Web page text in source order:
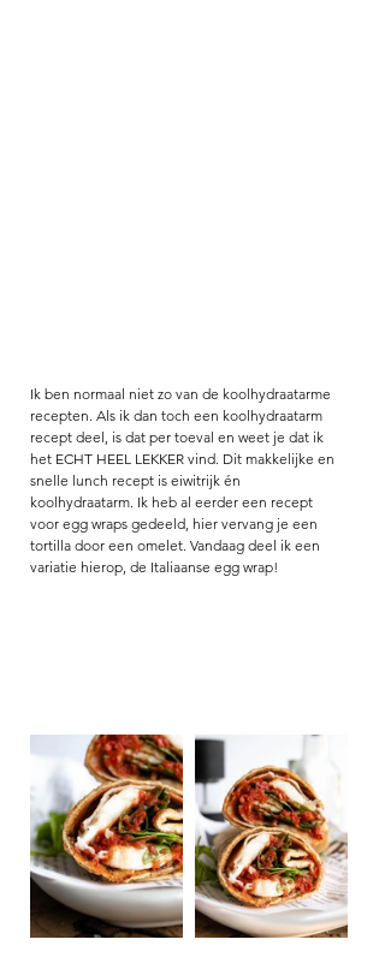
Ik ben normaal niet zo van de koolhydraatarme
recepten. Als ik dan toch een koolhydraatarm
recept deel, is dat per toeval en weet je dat ik
het ECHT HEEL LEKKER vind. Dit makkelijke en
snelle lunch recept is eiwitrijk én
koolhydraatarm. Ik heb al eerder een recept
voor egg wraps gedeeld, hier vervang je een
tortilla door een omelet. Vandaag deel ik een
variatie hierop, de Italiaanse egg wrap!